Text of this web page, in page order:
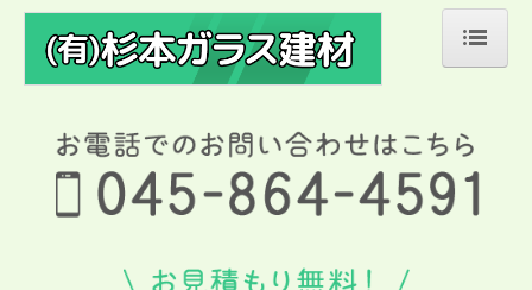
ホーム
ガラス・窓
玄関ドア